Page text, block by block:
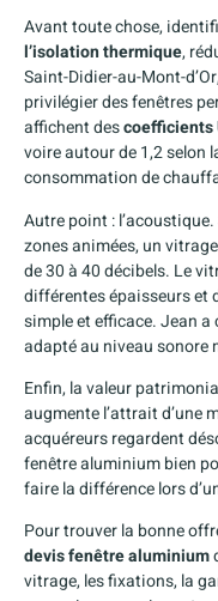
Avant toute chose,
l’isolation thermique,
Saint-Didier-au-Mont-
privilégier des fenêtres
affichent descoefficients
voire autour de 1,2 selon
consommation de
Autre point :
zones animées, un
de 30 à 40 décibels. Le
différentes épaisseurs et
simple et efficace. Jean
adapté au niveau sonore
Enfin, la valeur
augmente l’attrait d’une
acquéreurs regardent
fenêtre aluminium bien
faire la différence lors
Pour trouver la bonne
devis fenêtre aluminium
vitrage, les fixations, la